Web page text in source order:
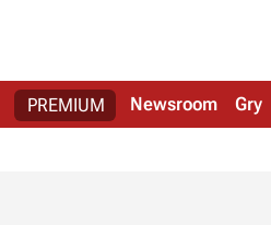
PREMIUM Newsroom Gry